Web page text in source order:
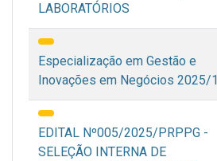
LABORATÓRIOS
Especialização em Gestão e
Inovações em Negócios 2025/1
EDITAL Nº005/2025/PRPPG -
SELEÇÃO INTERNA DE